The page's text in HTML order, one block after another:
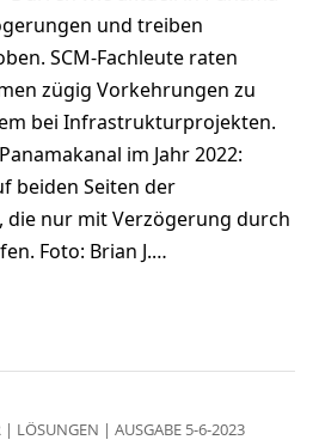
und treiben
SCM-Fachleute raten
zügig Vorkehrungen zu
bei Infrastrukturprojekten.
im Jahr 2022:
beiden Seiten der
die nur mit Verzögerung durch
Foto: Brian J.…
| LÖSUNGEN | AUSGABE 5-6-2023